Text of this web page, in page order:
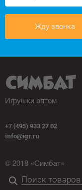
Жду звонка
Игрушки оптом
+7 (495) 933 27 02
info@igr.ru
© 2018 «Симбат»